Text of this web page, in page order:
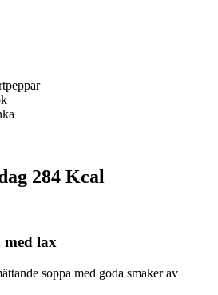
284 Kcal
lax
soppa med goda smaker av